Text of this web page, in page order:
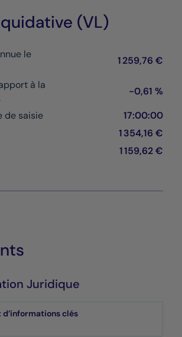
(VL)
le
1 259,76 €
à la
-0,61 %
de saisie
17:00:00
1 354,16 €
1 159,62 €
Juridique
d’informations clés